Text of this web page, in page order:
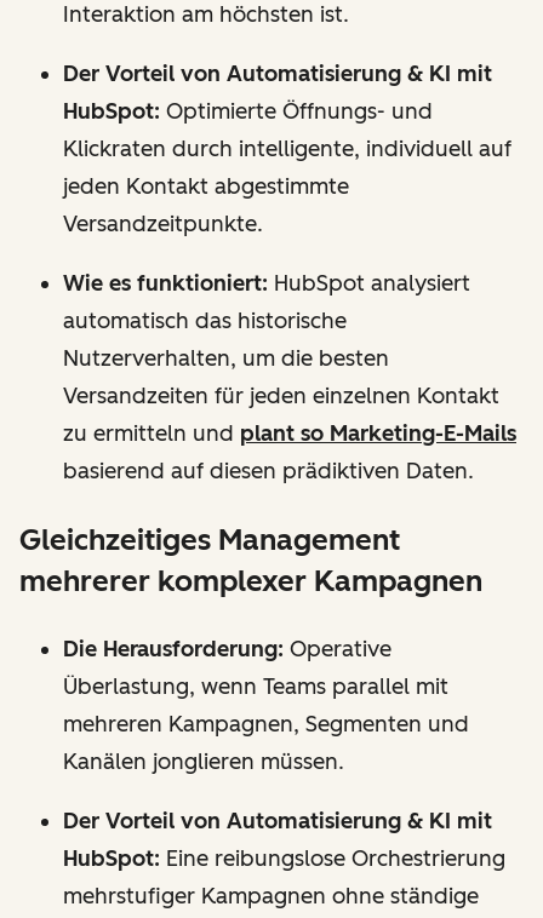
Interaktion am höchsten ist.
Der Vorteil von Automatisierung & KI mit
HubSpot: Optimierte Öffnungs- und
Klickraten durch intelligente, individuell auf
jeden Kontakt abgestimmte
Versandzeitpunkte.
Wie es funktioniert: HubSpot analysiert
automatisch das historische
Nutzerverhalten, um die besten
Versandzeiten für jeden einzelnen Kontakt
zu ermitteln und plant so Marketing-E-Mails
basierend auf diesen prädiktiven Daten.
Gleichzeitiges Management
mehrerer komplexer Kampagnen
Die Herausforderung: Operative
Überlastung, wenn Teams parallel mit
mehreren Kampagnen, Segmenten und
Kanälen jonglieren müssen.
Der Vorteil von Automatisierung & KI mit
HubSpot: Eine reibungslose Orchestrierung
mehrstufiger Kampagnen ohne ständige